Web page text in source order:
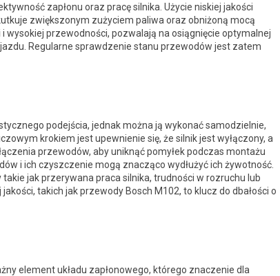
zapłonu oraz pracę silnika. Użycie niskiej jakości
zwiększonym zużyciem paliwa oraz obniżoną mocą
wysokiej przewodności, pozwalają na osiągnięcie optymalnej
Regularne sprawdzenie stanu przewodów jest zatem
podejścia, jednak można ją wykonać samodzielnie,
krokiem jest upewnienie się, że silnik jest wyłączony, a
przewodów, aby uniknąć pomyłek podczas montażu
i ich czyszczenie mogą znacząco wydłużyć ich żywotność.
jak przerywana praca silnika, trudności w rozruchu lub
takich jak przewody Bosch M102, to klucz do dbałości o
element układu zapłonowego, którego znaczenie dla